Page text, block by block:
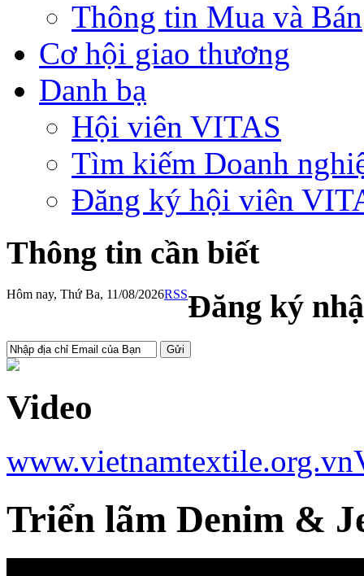
Thông tin Mua và Bán
Cơ hội giao thương
Danh bạ
Hội viên VITAS
Tìm kiếm Doanh
Đăng ký hội viên
Thông tin cần biết
Hôm nay, Thứ Ba, 11/08/2026RSSĐăng ký
Video
www.vietnamtextile.org.vn
Triển lãm Denim &